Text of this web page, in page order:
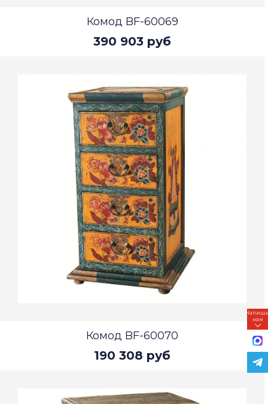
Комод BF-60069
390 903 руб
Комод BF-60070
190 308 руб
нам